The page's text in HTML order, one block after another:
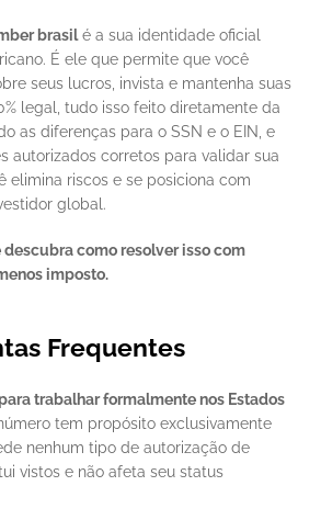
brasil é a sua identidade oficial
É ele que permite que você
seus lucros, invista e mantenha suas
legal, tudo isso feito diretamente da
as diferenças para o SSN e o EIN, e
autorizados corretos para validar sua
elimina riscos e se posiciona com
global.
descubra como resolver isso com
imposto.
Frequentes
trabalhar formalmente nos Estados
tem propósito exclusivamente
nenhum tipo de autorização de
vistos e não afeta seu status